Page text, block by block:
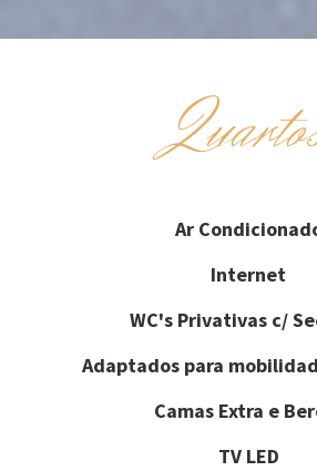
Ar
Internet
WC's Privativas c/
Adaptados para
Camas Extra e
TV LED